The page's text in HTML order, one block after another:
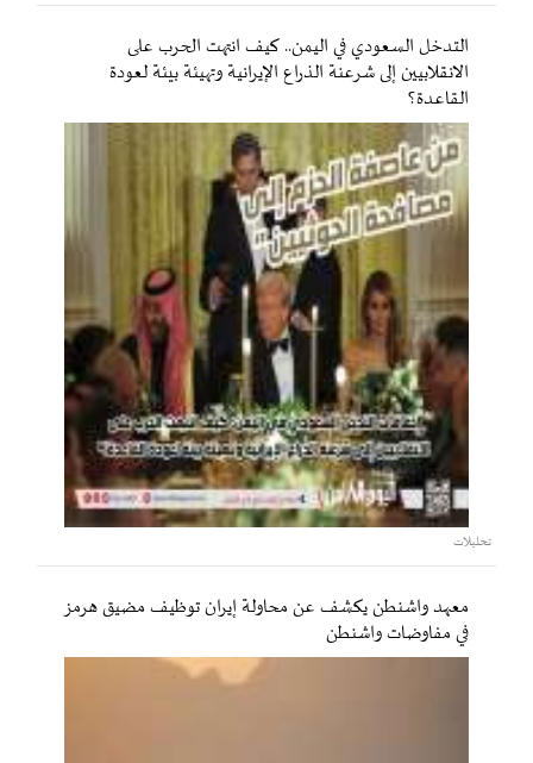
التدخل السعودي في اليمن.. كيف انتهت الحرب على
الانقلابيين إلى شرعنة الذراع الإيرانية وتهيئة بيئة لعودة
القاعدة؟
تحليلات
معهد واشنطن يكشف عن محاولة إيران توظيف مضيق هرمز
في مفاوضات واشنطن